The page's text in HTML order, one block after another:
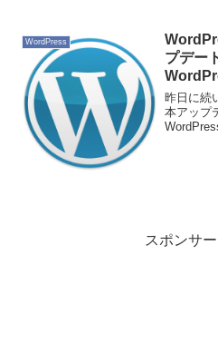
まかなタ
行ブロ...
WordPress
プデー
昨日に続
本アップ
スポンサ